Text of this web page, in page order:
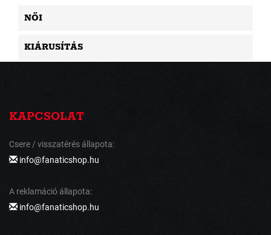
NŐI
KIÁRUSÍTÁS
KAPCSOLAT
Csere / visszatérés állapota:
info@fanaticshop.hu
A reklamáció állapota:
info@fanaticshop.hu